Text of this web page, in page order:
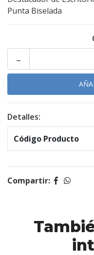
Punta Biselada
-
Detalles:
Código Producto
Compartir: